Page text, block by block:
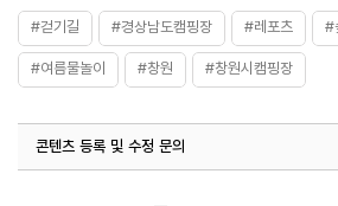
#걷기길 #경상남도캠핑장 #레포츠 #
#여름물놀이 #창원 #창원시캠핑장
콘텐츠 등록 및 수정 문의